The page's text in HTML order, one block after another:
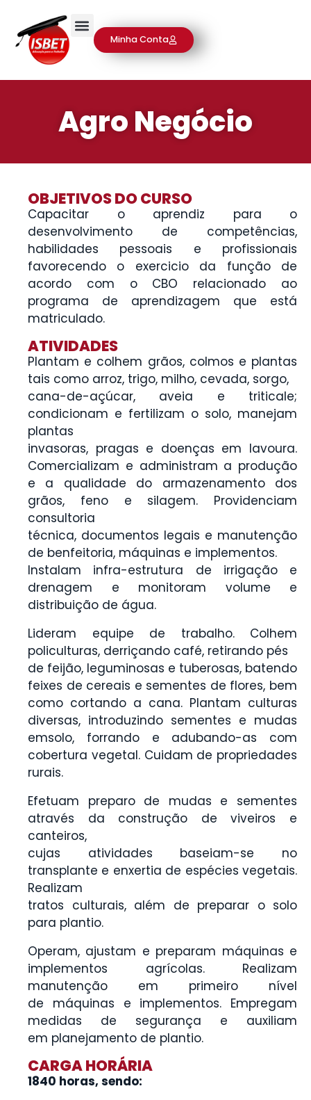
Minha Conta
Agro Negócio
OBJETIVOS DO CURSO
Capacitar o aprendiz para o
desenvolvimento de competências,
habilidades pessoais e profissionais
favorecendo o exercicio da função de
acordo com o CBO relacionado ao
programa de aprendizagem que está
matriculado.
ATIVIDADES
Plantam e colhem grãos, colmos e plantas
tais como arroz, trigo, milho, cevada, sorgo,
cana-de-açúcar, aveia e triticale;
condicionam e fertilizam o solo, manejam
plantas
invasoras, pragas e doenças em lavoura.
Comercializam e administram a produção
e a qualidade do armazenamento dos
grãos, feno e silagem. Providenciam
consultoria
técnica, documentos legais e manutenção
de benfeitoria, máquinas e implementos.
Instalam infra-estrutura de irrigação e
drenagem e monitoram volume e
distribuição de água.
Lideram equipe de trabalho. Colhem
policulturas, derriçando café, retirando pés
de feijão, leguminosas e tuberosas, batendo
feixes de cereais e sementes de flores, bem
como cortando a cana. Plantam culturas
diversas, introduzindo sementes e mudas
emsolo, forrando e adubando-as com
cobertura vegetal. Cuidam de propriedades
rurais.
Efetuam preparo de mudas e sementes
através da construção de viveiros e
canteiros,
cujas atividades baseiam-se no
transplante e enxertia de espécies vegetais.
Realizam
tratos culturais, além de preparar o solo
para plantio.
Operam, ajustam e preparam máquinas e
implementos agrícolas. Realizam
manutenção em primeiro nível
de máquinas e implementos. Empregam
medidas de segurança e auxiliam
em planejamento de plantio.
CARGA HORÁRIA
1840 horas, sendo: